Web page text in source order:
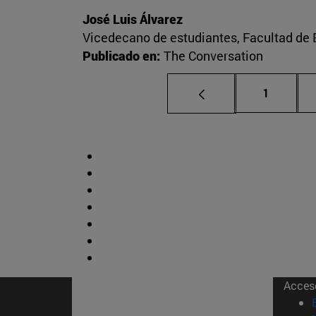
José Luis Álvarez
Vicedecano de estudiantes, Facultad de
Publicado en: The Conversation
Página
1